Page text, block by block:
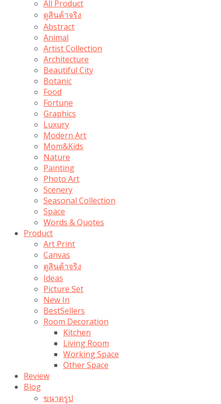
All Product
ดูสินค้าจริง
Abstract
Animal
Artist Collection
Architecture
Beautiful City
Botanic
Food
Fortune
Graphics
Luxury
Modern Art
Mom&Kids
Nature
Painting
Photo Art
Scenery
Seasonal Collection
Space
Words & Quotes
Product
Art Print
Canvas
ดูสินค้าจริง
Ideas
Picture Set
New In
BestSellers
Room Decoration
Kitchen
Living Room
Working Space
Other Space
Review
Blog
ขนาดรูป